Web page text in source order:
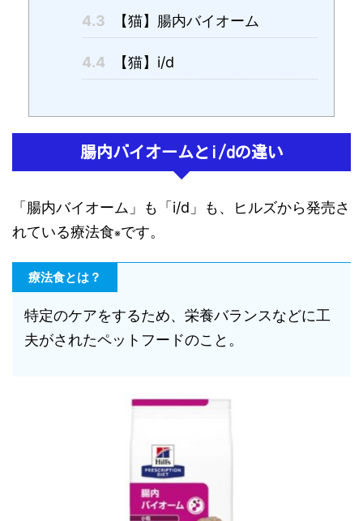
4.3 【猫】腸内バイオーム
4.4 【猫】i/d
腸内バイオームとi/dの違い
「腸内バイオーム」も「i/d」も、ヒルズから発売さ
れている療法食※です。
療法食とは？
特定のケアをするため、栄養バランスなどに工
夫がされたペットフードのこと。